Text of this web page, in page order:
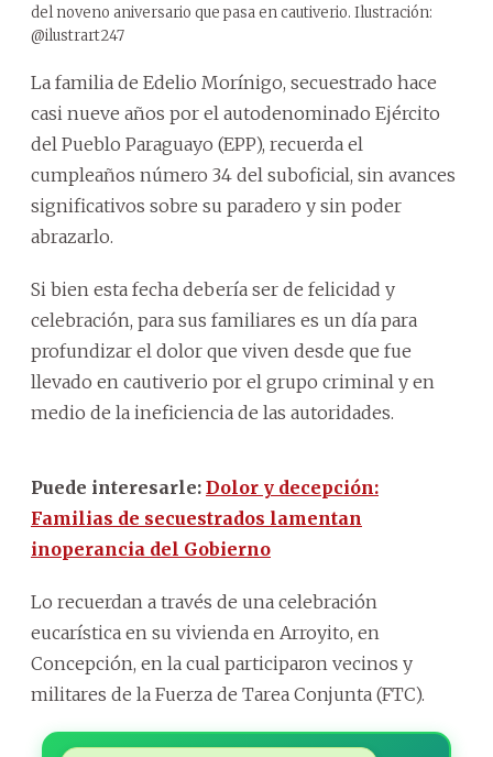
del noveno aniversario que pasa en cautiverio. Ilustración:
@ilustrart247
La familia de Edelio Morínigo, secuestrado hace
casi nueve años por el autodenominado Ejército
del Pueblo Paraguayo (EPP), recuerda el
cumpleaños número 34 del suboficial, sin avances
significativos sobre su paradero y sin poder
abrazarlo.
Si bien esta fecha debería ser de felicidad y
celebración, para sus familiares es un día para
profundizar el dolor que viven desde que fue
llevado en cautiverio por el grupo criminal y en
medio de la ineficiencia de las autoridades.
Puede interesarle: Dolor y decepción:
Familias de secuestrados lamentan
inoperancia del Gobierno
Lo recuerdan a través de una celebración
eucarística en su vivienda en Arroyito, en
Concepción, en la cual participaron vecinos y
militares de la Fuerza de Tarea Conjunta (FTC).